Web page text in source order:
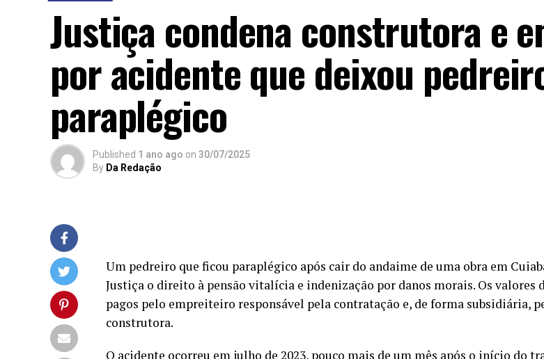
Justiça condena construtora e
por acidente que deixou
paraplégico
Published 1 ano ago on 30/07/2025
By Da Redação
Um pedreiro que ficou paraplégico após cair do andaime de uma obra em
Justiça o direito à pensão vitalícia e indenização por danos morais. Os valores
pagos pelo empreiteiro responsável pela contratação e, de forma subsidiária,
construtora.
O acidente ocorreu em julho de 2023, pouco mais de um mês após o início do